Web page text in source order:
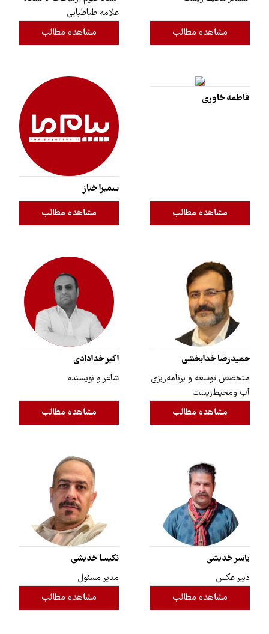
مشاهده مطالب
علامه طباطبایی
مشاهده مطالب
فاطمه خاوری
مشاهده مطالب
سمیرا خباز
مشاهده مطالب
حمیدرضا خدابخشی
متخصص توسعه و برنامه‌ریزی
آب و‌محیط‌زیست
مشاهده مطالب
اکبر خدادادی
شاعر و نویسنده
مشاهده مطالب
یاسر خدیشی
دبیر عکس
مشاهده مطالب
نکیسا خدیشی
مدیر مسئول
مشاهده مطالب